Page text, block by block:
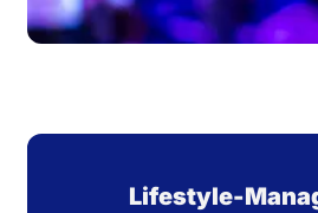
Lifestyle-